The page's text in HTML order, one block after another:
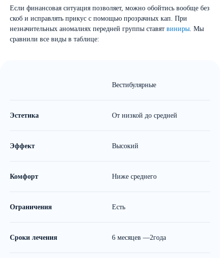
Если финансовая ситуация позволяет, можно обойтись вообще без
скоб и исправлять прикус с помощью прозрачных кап. При
незначительных аномалиях передней группы ставят виниры. Мы
сравнили все виды в таблице:
Вестибулярные
Эстетика От низкой до средней
Эффект Высокий
Комфорт Ниже среднего
Ограничения Есть
Сроки лечения 6 месяцев —2года